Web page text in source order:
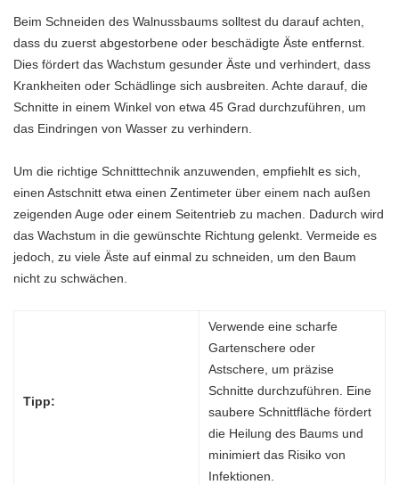
Beim Schneiden des Walnussbaums solltest du darauf achten,
dass du zuerst abgestorbene oder beschädigte Äste entfernst.
Dies fördert das Wachstum gesunder Äste und verhindert, dass
Krankheiten oder Schädlinge sich ausbreiten. Achte darauf, die
Schnitte in einem Winkel von etwa 45 Grad durchzuführen, um
das Eindringen von Wasser zu verhindern.
Um die richtige Schnitttechnik anzuwenden, empfiehlt es sich,
einen Astschnitt etwa einen Zentimeter über einem nach außen
zeigenden Auge oder einem Seitentrieb zu machen. Dadurch wird
das Wachstum in die gewünschte Richtung gelenkt. Vermeide es
jedoch, zu viele Äste auf einmal zu schneiden, um den Baum
nicht zu schwächen.
Tipp:
Verwende eine scharfe
Gartenschere oder
Astschere, um präzise
Schnitte durchzuführen. Eine
saubere Schnittfläche fördert
die Heilung des Baums und
minimiert das Risiko von
Infektionen.